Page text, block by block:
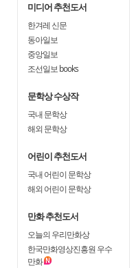
미디어 추천도서
한겨레 신문
동아일보
중앙일보
조선일보 books
문학상 수상작
국내 문학상
해외 문학상
어린이 추천도서
국내 어린이 문학상
해외 어린이 문학상
만화 추천도서
오늘의 우리만화상
한국만화영상진흥원 우수
만화